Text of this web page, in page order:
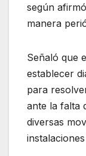
según
manera
Señaló que
establecer
para
ante la falta
diversas